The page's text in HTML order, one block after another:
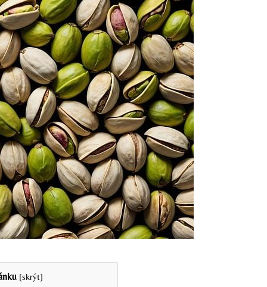
[skrýt]